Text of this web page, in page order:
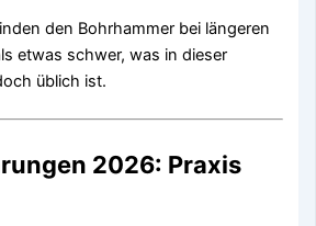
den Bohrhammer bei längeren
etwas schwer, was in dieser
üblich ist.
2026: Praxis